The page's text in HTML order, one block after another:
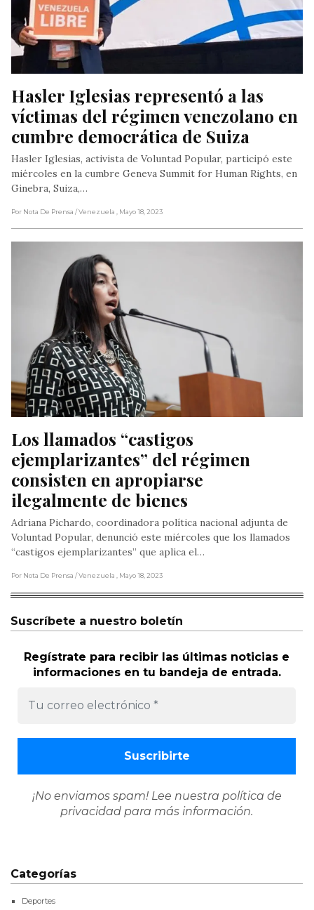
Hasler Iglesias representó a las
víctimas del régimen venezolano en
cumbre democrática de Suiza
Hasler Iglesias, activista de Voluntad Popular, participó este
miércoles en la cumbre Geneva Summit for Human Rights, en
Ginebra, Suiza,…
Por Nota De Prensa / Venezuela , Mayo 18, 2023
Los llamados “castigos
ejemplarizantes” del régimen
consisten en apropiarse
ilegalmente de bienes
Adriana Pichardo, coordinadora política nacional adjunta de
Voluntad Popular, denunció este miércoles que los llamados
“castigos ejemplarizantes” que aplica el…
Por Nota De Prensa / Venezuela , Mayo 18, 2023
Suscríbete a nuestro boletín
Regístrate para recibir las últimas noticias e
informaciones en tu bandeja de entrada.
¡No enviamos spam! Lee nuestra política de
privacidad para más información.
Categorías
Deportes